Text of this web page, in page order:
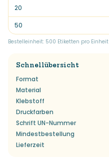
20
50
Bestelleinheit: 500 Etiketten pro Einheit
Schnellübersicht
Format
Material
Klebstoff
Druckfarben
Schrift UN-Nummer
Mindestbestellung
Lieferzeit